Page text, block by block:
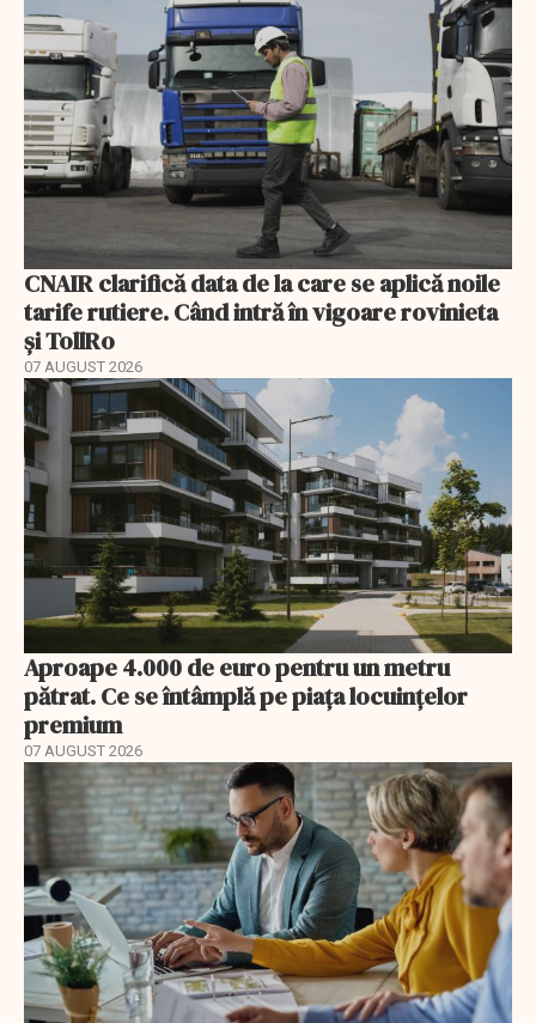
CNAIR clarifică data de la care se aplică noile
tarife rutiere. Când intră în vigoare rovinieta
și TollRo
07 AUGUST 2026
Aproape 4.000 de euro pentru un metru
pătrat. Ce se întâmplă pe piața locuințelor
premium
07 AUGUST 2026